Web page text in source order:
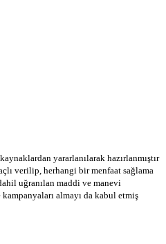
yararlanılarak hazırlanmıştır
verilip, herhangi bir menfaat sağlama
uğranılan maddi ve manevi
almayı da kabul etmiş